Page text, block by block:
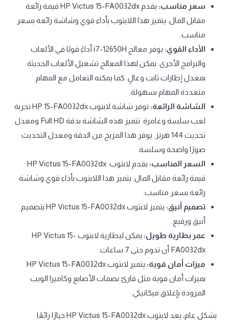
سعر مناسب:
يقدم HP Victus 15-FA0032dx قيمة رائعة
مقابل المال. يتميز هذا اللابتوب بأداء قوي وشاشة رائعة بسعر
مناسب.
الأداء القوي:
يوفر معالج i7-12650H أداءً قويًا في الألعاب
والبرامج الأخرى. يمكن لهذا المعالج تشغيل الألعاب الحديثة
بمعدل إطارات ثابت وعالٍ. كما يمكنه التعامل مع المهام
متعددة المهام بسهولة.
الشاشة الرائعة:
توفر شاشة لابتوب HP 15-FA0032dx تجربة
لعب سلسة وغامرة. تتميز هذه الشاشة بدقة Full HD ومعدل
تحديث 144 هرتز. يوفر هذا المزيج من الدقة ومعدل التحديث
صورًا واضحة وسلسة.
السعر المناسب:
يقدم لابتوب HP Victus 15-FA0032dx
قيمة رائعة مقابل المال. يتميز هذا اللابتوب بأداء قوي وشاشة
رائعة بسعر مناسب.
تصميم أنيق:
يتميز لابتوب HP Victus 15-FA0032dx بتصميم
أنيق ورفيع.
عمر بطارية طويل:
يمكن لبطارية لابتوب HP Victus 15-
FA0032dx أن تدوم حتى 7 ساعات.
ميزات أمان قوية:
يتميز لابتوب HP Victus 15-FA0032dx
بميزات أمان قوية مثل قارئ بصمات الأصابع وكاميرا الويب
المزودة بإغلاق ميكانيكي.
بشكل عام، يعد لابتوب HP Victus 15-FA0032dx خيارًا رائعًا